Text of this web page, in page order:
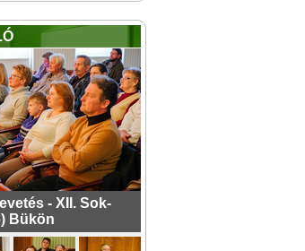
- XII. Sok-
Bükön